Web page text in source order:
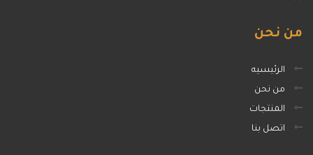
من نحن
الرئيسيه
من نحن
المنتجات
اتصل بنا